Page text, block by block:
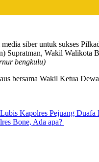
siber untuk sukses
Supratman, Wakil
bengkulu)
bersama Wakil Ketua
Kapolres Pejuang Duafa
Bone, Ada apa?